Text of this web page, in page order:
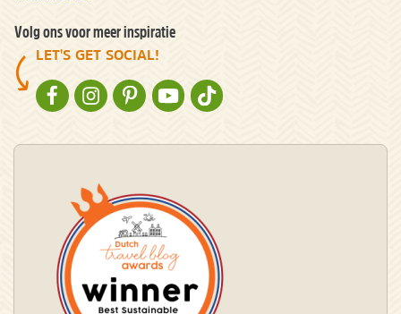
Volg ons voor meer inspiratie
LET'S GET SOCIAL!
NATURESCANNER OP FACEBOOK
NATURESCANNER OP INSTAGRAM
NATURESCANNER OP PINTEREST
NATURESCANNER OP YOUTUBE
NATURESCANNER OP TIKTOK